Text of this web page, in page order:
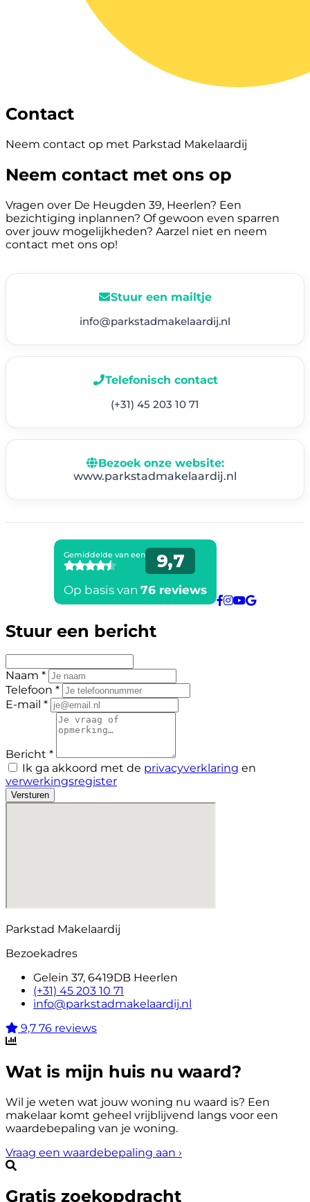
Contact
Neem contact op met Parkstad Makelaardij
Neem contact met ons op
Vragen over De Heugden 39, Heerlen? Een
bezichtiging inplannen? Of gewoon even sparren
over jouw mogelijkheden? Aarzel niet en neem
contact met ons op!
Stuur een mailtje
info@parkstadmakelaardij.nl
Telefonisch contact
(+31) 45 203 10 71
Bezoek onze website:
www.parkstadmakelaardij.nl
Stuur een bericht
Naam *
Telefoon *
E-mail *
Bericht *
Ik ga akkoord met de privacyverklaring en
verwerkingsregister
Versturen
Parkstad Makelaardij
Bezoekadres
Gelein 37, 6419DB Heerlen
(+31) 45 203 10 71
info@parkstadmakelaardij.nl
9,7 76 reviews
Wat is mijn huis nu waard?
Wil je weten wat jouw woning nu waard is? Een
makelaar komt geheel vrijblijvend langs voor een
waardebepaling van je woning.
Vraag een waardebepaling aan ›
Gratis zoekopdracht